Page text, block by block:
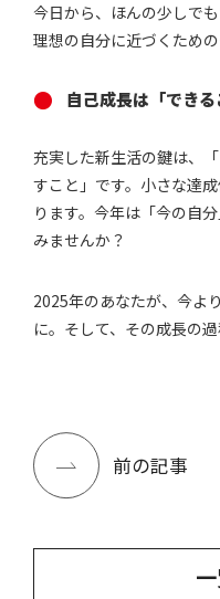
今日から、ほんの少しで
理想の自分に近づくため
自己成長は「でき
充実した新生活の鍵は、
すこと」です。小さな達
ります。今年は「今の自
みませんか？
2025年のあなたが、今よ
に。そして、その成長の
前の記事